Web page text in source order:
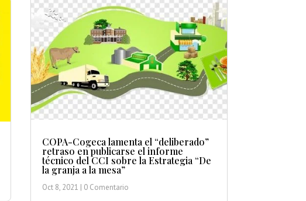
COPA-Cogeca lamenta el “deliberado”
retraso en publicarse el informe
técnico del CCI sobre la Estrategia “De
la granja a la mesa”
Oct 8, 2021 | 0 Comentario